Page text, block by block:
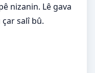
nizanin. Lê gava
salî bû.